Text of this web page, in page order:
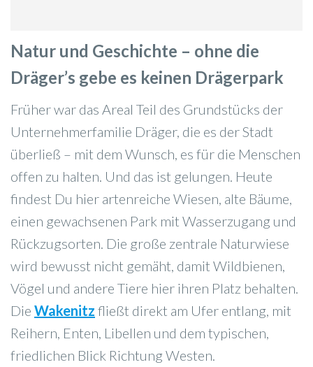
Natur und Geschichte – ohne die
Dräger’s gebe es keinen Drägerpark
Früher war das Areal Teil des Grundstücks der
Unternehmerfamilie Dräger, die es der Stadt
überließ – mit dem Wunsch, es für die Menschen
offen zu halten. Und das ist gelungen. Heute
findest Du hier artenreiche Wiesen, alte Bäume,
einen gewachsenen Park mit Wasserzugang und
Rückzugsorten. Die große zentrale Naturwiese
wird bewusst nicht gemäht, damit Wildbienen,
Vögel und andere Tiere hier ihren Platz behalten.
Die Wakenitz fließt direkt am Ufer entlang, mit
Reihern, Enten, Libellen und dem typischen,
friedlichen Blick Richtung Westen.